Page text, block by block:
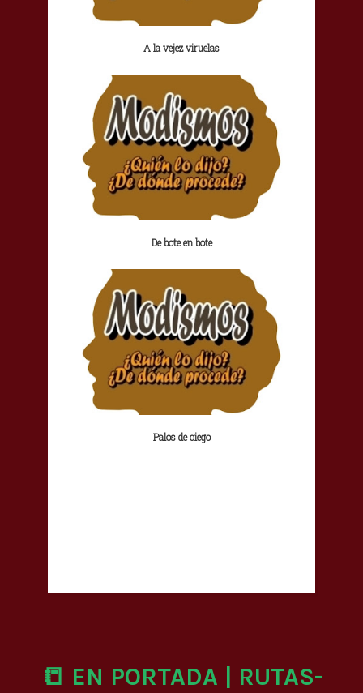
A la vejez viruelas
De bote en bote
Palos de ciego
📒 EN PORTADA | RUTAS-